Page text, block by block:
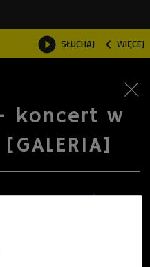
 SŁUCHAJ  WIĘCEJ

koncert w